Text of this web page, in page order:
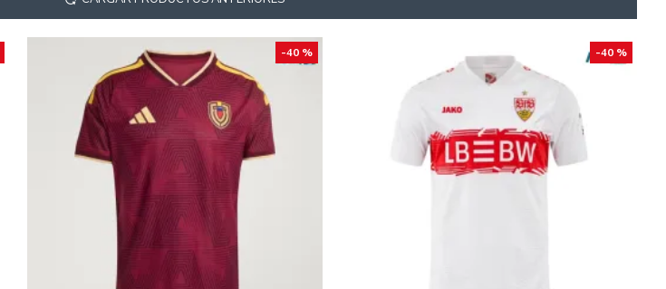
-40 % -40 %